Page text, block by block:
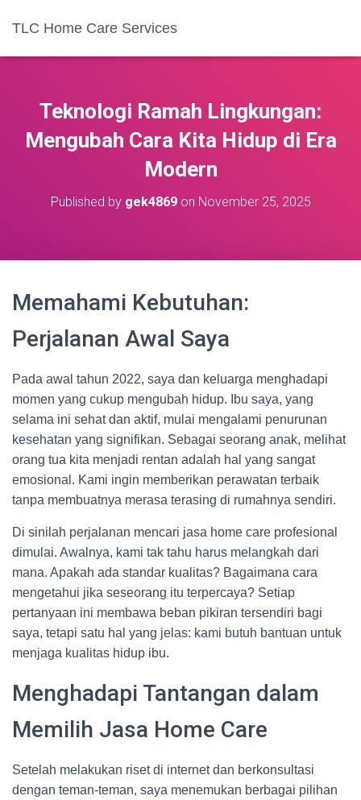
TLC Home Care Services
Teknologi Ramah Lingkungan:
Mengubah Cara Kita Hidup di Era
Modern
Published by gek4869on November 25, 2025
Memahami Kebutuhan:
Perjalanan Awal Saya
Pada awal tahun 2022, saya dan keluarga menghadapi
momen yang cukup mengubah hidup. Ibu saya, yang
selama ini sehat dan aktif, mulai mengalami penurunan
kesehatan yang signifikan. Sebagai seorang anak, melihat
orang tua kita menjadi rentan adalah hal yang sangat
emosional. Kami ingin memberikan perawatan terbaik
tanpa membuatnya merasa terasing di rumahnya sendiri.
Di sinilah perjalanan mencari jasa home care profesional
dimulai. Awalnya, kami tak tahu harus melangkah dari
mana. Apakah ada standar kualitas? Bagaimana cara
mengetahui jika seseorang itu terpercaya? Setiap
pertanyaan ini membawa beban pikiran tersendiri bagi
saya, tetapi satu hal yang jelas: kami butuh bantuan untuk
menjaga kualitas hidup ibu.
Menghadapi Tantangan dalam
Memilih Jasa Home Care
Setelah melakukan riset di internet dan berkonsultasi
dengan teman-teman, saya menemukan berbagai pilihan